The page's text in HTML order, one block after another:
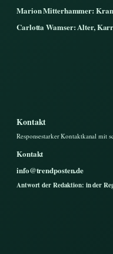
Marion Mitterhammer:
Carlotta Wamser: Alter,
Kontakt
Responsestarker Kontaktkanal mit
Kontakt
info@trendposten.de
Antwort der Redaktion: in der